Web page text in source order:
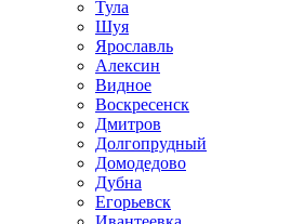
Тула
Шуя
Ярославль
Алексин
Видное
Воскресенск
Дмитров
Долгопрудный
Домодедово
Дубна
Егорьевск